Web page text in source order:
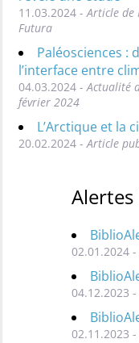
11.03.2024 -Article de
Futura
Paléosciences :
l’interface entre
04.03.2024 -Actualité
février 2024
L’Arctique et la
20.02.2024 -Article
02.01.2024 -
04.12.2023 -
02.11.2023 -